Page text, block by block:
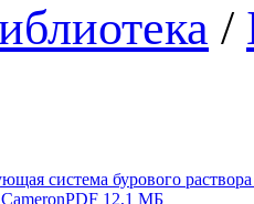
/
система бурового
PDF 12,1 МБ